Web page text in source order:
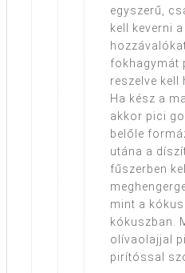
egyszerű,
kell keverni a
fokhagymát
reszelve kell
Ha kész a
akkor pici
belőle
utána a
fűszerben kell
mint a
kókuszban.
olívaolajjal
pirítóssal